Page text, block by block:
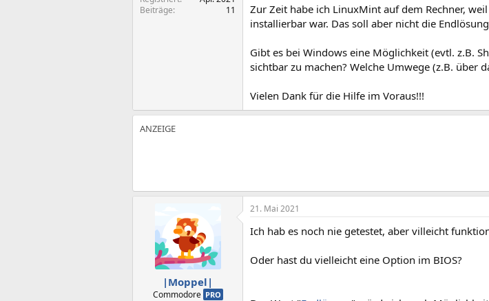
Beiträge
11
Zur Zeit habe ich LinuxMint auf dem Rechner,
installierbar war. Das soll aber nicht die
Gibt es bei Windows eine Möglichkeit (evtl. z.B.
sichtbar zu machen? Welche Umwege (z.B. über
Vielen Dank für die Hilfe im Voraus!!!
|Moppel|
Commodore PRO
21. Mai 2021
Ich hab es noch nie getestet, aber villeicht
Oder hast du vielleicht eine Option im BIOS?